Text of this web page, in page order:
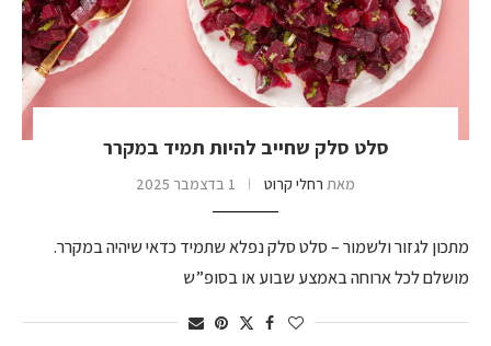
סלט סלק שחייב להיות תמיד במקרר
מאת רחלי קרוט 1 בדצמבר 2025
מתכון לגזור ולשמור – סלט סלק נפלא שתמיד כדאי שיהיה במקרר.
מושלם לכל ארוחה באמצע שבוע או בסופ”ש